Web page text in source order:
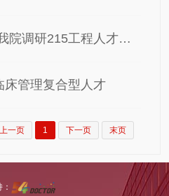
北京市卫生计生委到我院调研215工程人才工作
床管理复合型人才
上一页 1 下一页 末页